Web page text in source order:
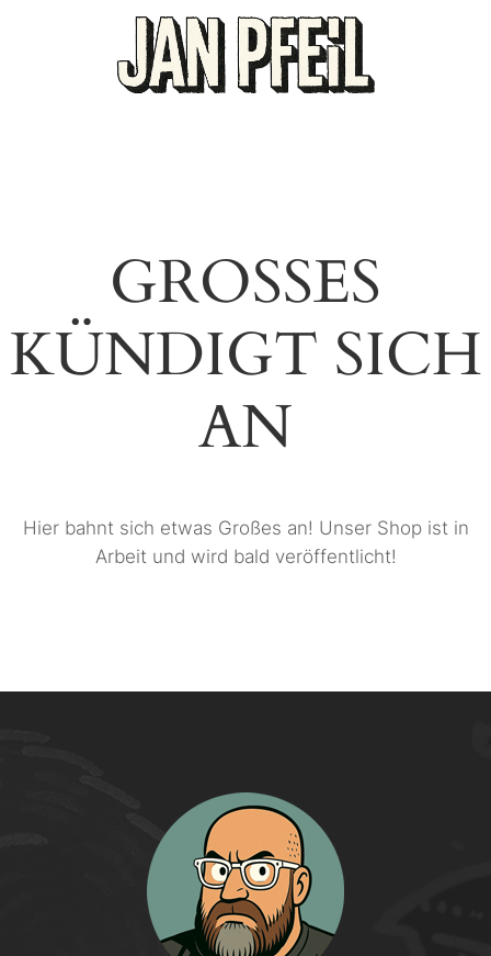
GROSSES K
ÜNDIGT SICH A
N
Hier bahnt sich etwas Großes an! Unser Shop ist in
Arbeit und wird bald veröffentlicht!